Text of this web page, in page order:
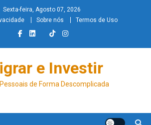
Sexta-feira, Agosto 07, 2026
Sobre nós Termos de Uso
e Investir
de Forma Descomplicada